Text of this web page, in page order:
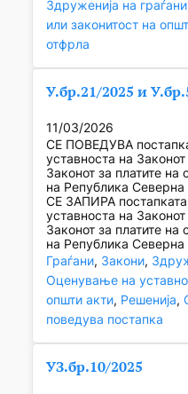
Здруженија на граѓани
или законитост на
отфрла
У.бр.21/2025 и
11/03/2026
СЕ ПОВЕДУВА
уставноста на
Законот за платите
на Република
СЕ ЗАПИРА
уставноста на
Законот за платите
на Република
Граѓани, Закони,
Оценување на
општи акти, Решенија,
поведува постапка
УЗ.бр.10/2025